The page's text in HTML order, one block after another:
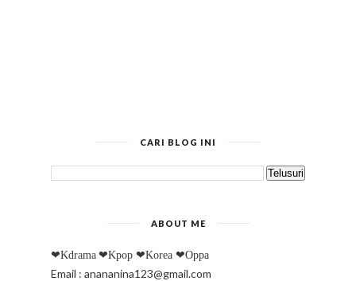
CARI BLOG INI
ABOUT ME
❤Kdrama ❤Kpop ❤Korea ❤Oppa
Email : anananina123@gmail.com